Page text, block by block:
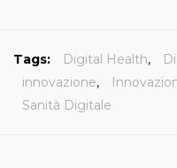
Tags: Digital Health,
innovazione,
Sanità Digitale